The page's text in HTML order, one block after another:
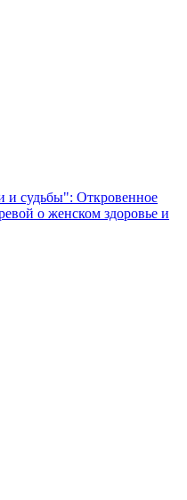
и судьбы": Откровенное
о женском здоровье и